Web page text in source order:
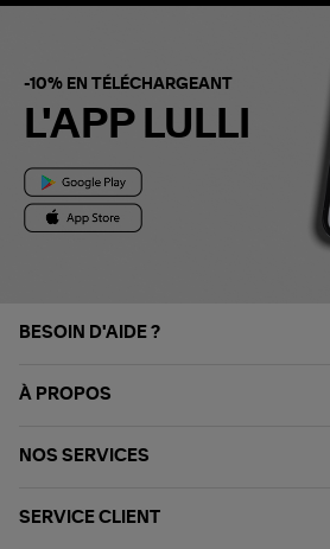
-10% EN TÉLÉCHARGEANT
L'APP LULLI
BESOIN D'AIDE ?
À PROPOS
NOS SERVICES
SERVICE CLIENT